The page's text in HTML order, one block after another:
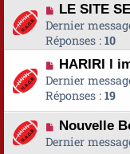
LE SITE
Dernier
Réponses : 10
HARIRI l
Dernier
Réponses : 19
Nouvelle
Dernier